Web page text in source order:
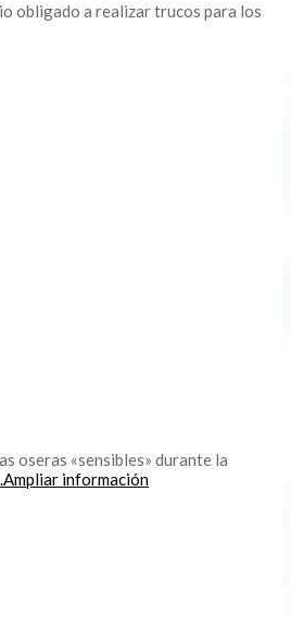
obligado a realizar trucos para los
oseras «sensibles» durante la
información